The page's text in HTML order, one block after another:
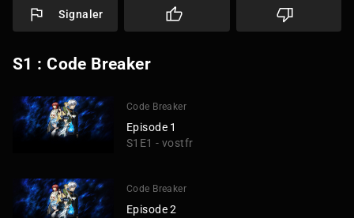
Signaler
S1 : Code Breaker
Code Breaker
Episode 1
S1E1 - vostfr
Code Breaker
Episode 2